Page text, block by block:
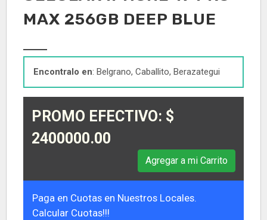
MAX 256GB DEEP BLUE
Encontralo en: Belgrano, Caballito, Berazategui
PROMO EFECTIVO: $
2400000.00
Agregar a mi Carrito
Paga en Cuotas en Nuestros Locales.
Calcular Cuotas!!!